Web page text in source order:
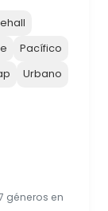
Pacífico
Urbano
géneros en